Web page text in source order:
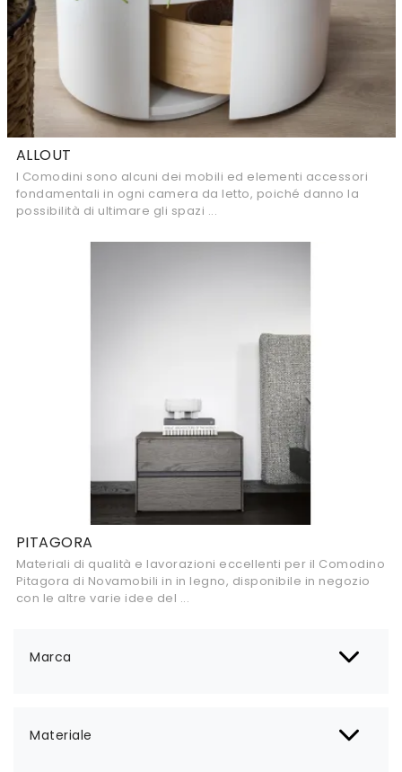
Marca
Materiale
ALLOUT
I Comodini sono alcuni dei mobili ed elementi accessori
fondamentali in ogni camera da letto, poiché danno la
possibilità di ultimare gli spazi ...
PITAGORA
Materiali di qualità e lavorazioni eccellenti per il Comodino
Pitagora di Novamobili in in legno, disponibile in negozio
con le altre varie idee del ...